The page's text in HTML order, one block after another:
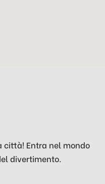
città! Entra nel mondo
divertimento.